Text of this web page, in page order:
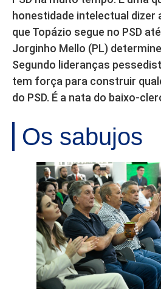
honestidade intelectual dizer
que Topázio segue no PSD
Jorginho Mello (PL)
Segundo lideranças
tem força para construir
do PSD. É a nata do baixo-
Os sabujos